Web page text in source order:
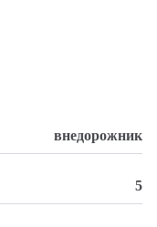
внедорожник
5